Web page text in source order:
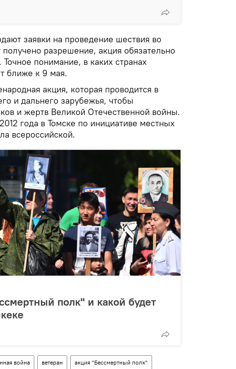
заявки на проведение шествия во
получено разрешение, акция обязательно
Точное понимание, в каких странах
ближе к 9 мая.
акция, которая проводится в
и дальнего зарубежья, чтобы
и жертв Великой Отечественной войны.
года в Томске по инициативе местных
всероссийской.
полк" и какой будет
война ветеран акция "Бессмертный полк"